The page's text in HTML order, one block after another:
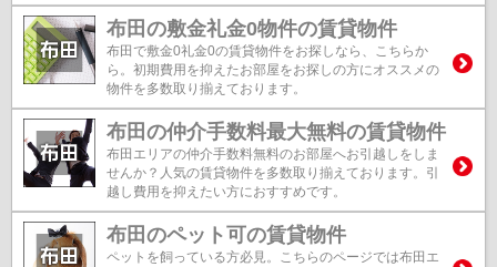
布田の敷金礼金0物件の賃貸物件
布田で敷金0礼金0の賃貸物件をお探しなら、こちらか
ら。初期費用を抑えたお部屋をお探しの方にオススメの
物件を多数取り揃えております。
布田の仲介手数料最大無料の賃貸物件
布田エリアの仲介手数料無料のお部屋へお引越しをしま
せんか？人気の賃貸物件を多数取り揃えております。引
越し費用を抑えたい方におすすめです。
布田のペット可の賃貸物件
ペットを飼っている方必見。こちらのページでは布田エ